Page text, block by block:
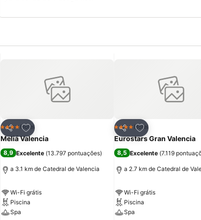
Partilhar
Adicionar aos favoritos
4 EstrelasHotel
Meliá Valencia
8,9 Excelente (13.797 pontuações)
a 3.1 km de Catedral de Valencia
Wi-Fi grátis
Piscina
Spa
Partilhar
Adicionar aos
4 EstrelasHotel
Eurostars Gran Valencia
8,5 Excelente (7.119
a 2.7 km de Catedral de
Wi-Fi grátis
Piscina
Spa